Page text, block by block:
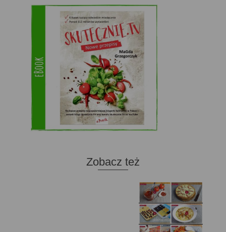
Zobacz też
Domowy ketchup (bez
cukru)
Tarta francuska z
cebulą i pomidorem
Domowe żelki
Zupa kurkowa z
selerem i pietruszką